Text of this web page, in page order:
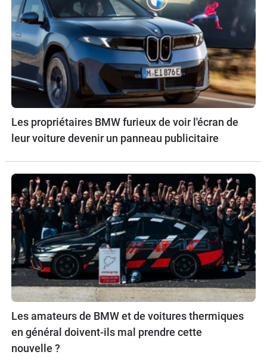
Les propriétaires BMW furieux de voir l'écran de
leur voiture devenir un panneau publicitaire
Les amateurs de BMW et de voitures thermiques
en général doivent-ils mal prendre cette
nouvelle ?